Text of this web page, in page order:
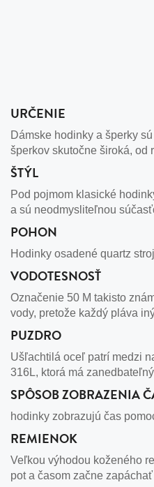
URČENIE
Dámske hodinky a šperky
šperkov skutočne široká, od
ŠTÝL
Pod pojmom klasické
a sú neodmysliteľnou
POHON
Hodinky osadené quartz
VODOTESNOSŤ
Označenie 50 M takisto
vody, pretože každý pláva
PUZDRO
Ušľachtilá oceľ patrí medzi
316L, ktorá má
SPÔSOB ZOBRAZENIA
hodinky zobrazujú čas
REMIENOK
Veľkou výhodou koženého
pot a časom začne